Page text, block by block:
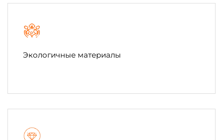
Экологичные материалы